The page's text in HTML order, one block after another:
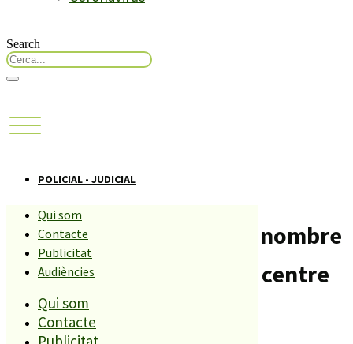
Search
Qui som
Contacte
Publicitat
Audiències
Qui som
Contacte
POLICIAL - JUDICIAL
Malgrat baixa un 21% el nombre
d’accidents de trànsit al centre
del municipi.